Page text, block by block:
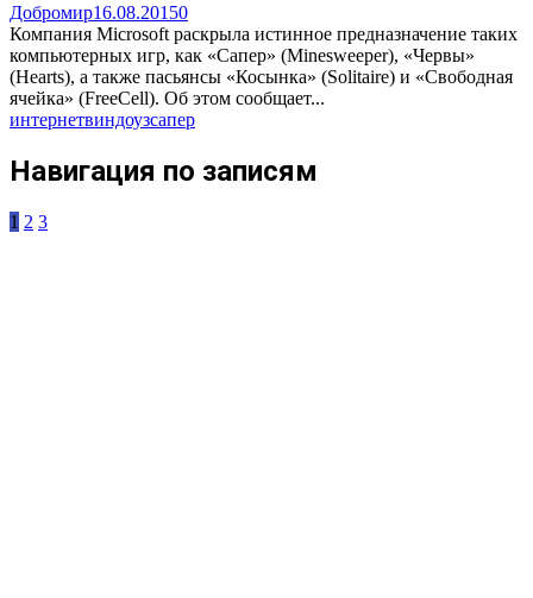
Добромир16.08.20150
Компания Microsoft раскрыла истинное предназначение таких
компьютерных игр, как «Сапер» (Minesweeper), «Червы»
(Hearts), а также пасьянсы «Косынка» (Solitaire) и «Свободная
ячейка» (FreeCell). Об этом сообщает...
интернетвиндоузсапер
Навигация по записям
1 2 3